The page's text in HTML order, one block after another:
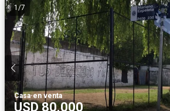
1 /7
Casa·en venta
USD 80.000